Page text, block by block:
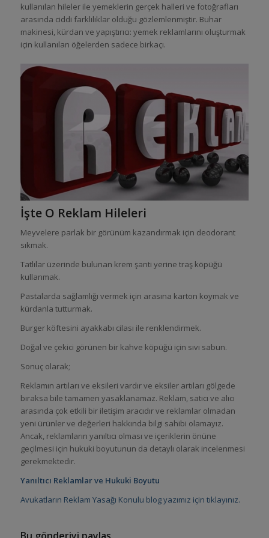
kullanılan hileler ile yemeklerin gerçek halleri ve fotoğrafları
arasında ciddi farklılıklar olduğu gözlemlenmiştir. Buhar
makinesi, kürdan ve yapıştırıcı: yemek reklamlarını oluşturmak
için kullanılan öğelerden sadece birkaçı.
İşte O Reklam Hileleri
Meyvelere parlak bir görünüm kazandırmak için deodorant
sıkmak.
Tatlılar üzerinde bulunan krem şanti yerine traş köpüğü
kullanmak.
Pastalarda sağlamlığı vermek için arasına karton koymak ve
kürdanla tutturmak.
Burger köftesini ayakkabı cilası ile renklendirmek.
Doğal ve çekici görünen bir kahve köpüğü için sıvı sabun.
Sonuç olarak;
Reklamın artıları ve eksileri vardır ve eksiler artıları gölgede
bıraksa bile tamamen yasaklanamaz. Reklam, satıcı ve alıcı
arasında çok etkili bir iletişim aracıdır ve reklamlar olmadan
yeni ürünler ve değerleri hakkında bilgi sahibi olamayız.
Ancak, reklamların yanıltıcı olması ve içeriklerin önüne
geçilmesi için hukuki boyutunun da detaylı olarak incelenmesi
gerekmektedir.
Yanıltıcı Reklamlar ve Hukuki Boyutu
Avukatların Reklam Yasağı Konulu blog yazımız için tıklayınız.